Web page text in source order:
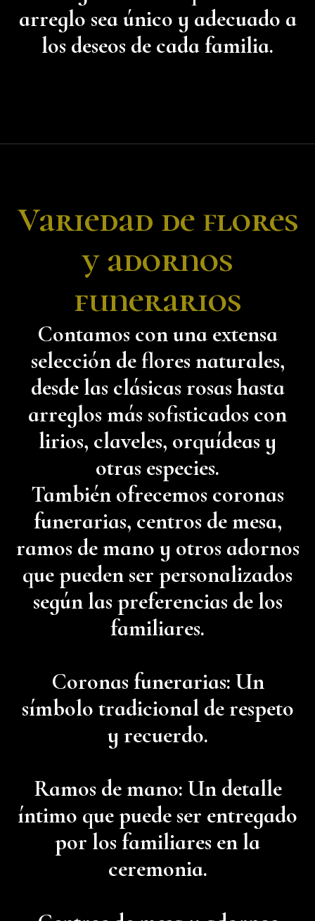
arreglo sea único y adecuado a
los deseos de cada familia.
Variedad de flores
y adornos
funerarios
Contamos con una extensa
selección de flores naturales,
desde las clásicas rosas hasta
arreglos más sofisticados con
lirios, claveles, orquídeas y
otras especies.
También ofrecemos coronas
funerarias, centros de mesa,
ramos de mano y otros adornos
que pueden ser personalizados
según las preferencias de los
familiares.
Coronas funerarias: Un
símbolo tradicional de respeto
y recuerdo.
Ramos de mano: Un detalle
íntimo que puede ser entregado
por los familiares en la
ceremonia.